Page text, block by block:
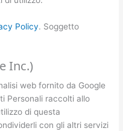
Policy. Soggetto
Inc.)
web fornito da Google
Personali raccolti allo
di questa
con gli altri servizi